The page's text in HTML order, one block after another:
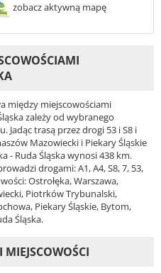
zobacz aktywną mapę
między miejscowościami
zależy od wybranego
Jadąc trasą przez drogi 53 i S8 i
Mazowiecki i Piekary Śląskie
- Ruda Śląska wynosi 438 km.
drogami: A1, A4, S8, 7, 53,
Ostrołęka, Warszawa,
Piotrków Trybunalski,
Piekary Śląskie, Bytom,
Śląska.
MIEJSCOWOŚCI